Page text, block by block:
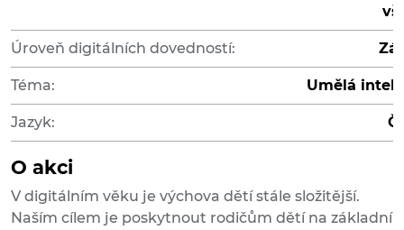
Úroveň digitálních dovedností:
Téma: Umělá
Jazyk:
O akci
V digitálním věku je výchova dětí stále složitější.
Naším cílem je poskytnout rodičům dětí na základní